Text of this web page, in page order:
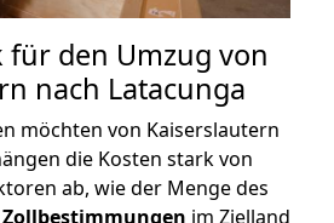
für den Umzug von
nach Latacunga
möchten von Kaiserslautern
die Kosten stark von
ab, wie der Menge des
Zollbestimmungen im Zielland